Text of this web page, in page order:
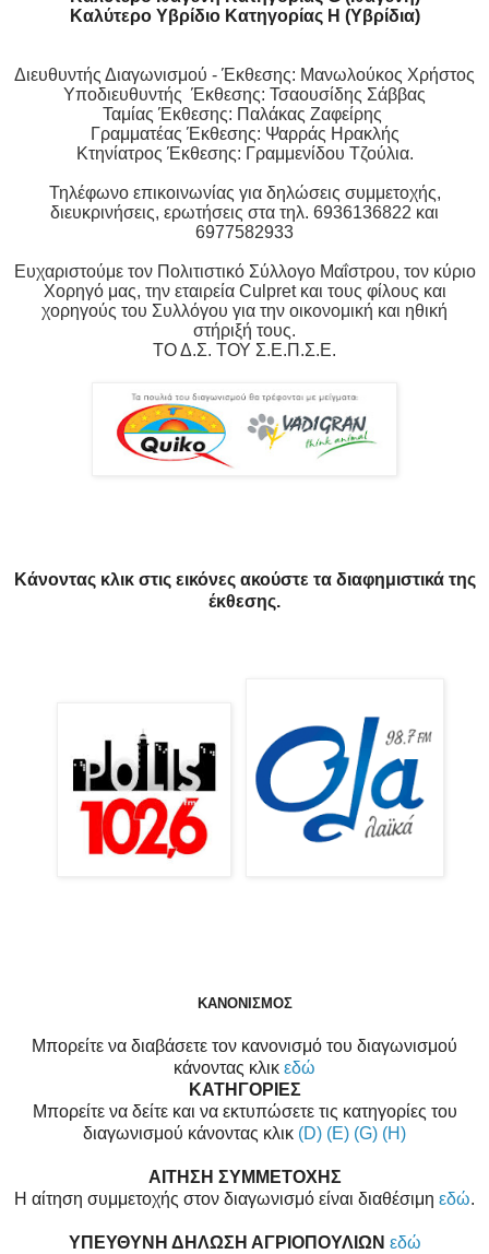
Καλύτερο Υβρίδιο Κατηγορίας Η (Υβρίδια)
Διευθυντής Διαγωνισμού - Έκθεσης: Μανωλούκος Χρήστος
Υποδιευθυντής Έκθεσης: Τσαουσίδης Σάββας
Ταμίας Έκθεσης: Παλάκας Ζαφείρης
Γραμματέας Έκθεσης: Ψαρράς Ηρακλής
Κτηνίατρος Έκθεσης: Γραμμενίδου Τζούλια.
Τηλέφωνο επικοινωνίας για δηλώσεις συμμετοχής,
διευκρινήσεις, ερωτήσεις στα τηλ. 6936136822 και
6977582933
Ευχαριστούμε τον Πολιτιστικό Σύλλογο Μαΐστρου, τον κύριο
Χορηγό μας, την εταιρεία Culpret και τους φίλους και
χορηγούς του Συλλόγου για την οικονομική και ηθική
στήριξή τους.
ΤΟ Δ.Σ. ΤΟΥ Σ.E.Π.Σ.E.
Κάνοντας κλικ στις εικόνες ακούστε τα διαφημιστικά της
έκθεσης.
ΚΑΝΟΝΙΣΜΟΣ
Μπορείτε να διαβάσετε τον κανονισμό του διαγωνισμού
κάνοντας κλικ εδώ
ΚΑΤΗΓΟΡΙΕΣ
Μπορείτε να δείτε και να εκτυπώσετε τις κατηγορίες του
διαγωνισμού κάνοντας κλικ (D) (E) (G) (H)
ΑΙΤΗΣΗ ΣΥΜΜΕΤΟΧΗΣ
Η αίτηση συμμετοχής στον διαγωνισμό είναι διαθέσιμη εδώ.
ΥΠΕΥΘΥΝΗ ΔΗΛΩΣΗ ΑΓΡΙΟΠΟΥΛΙΩΝ εδώ